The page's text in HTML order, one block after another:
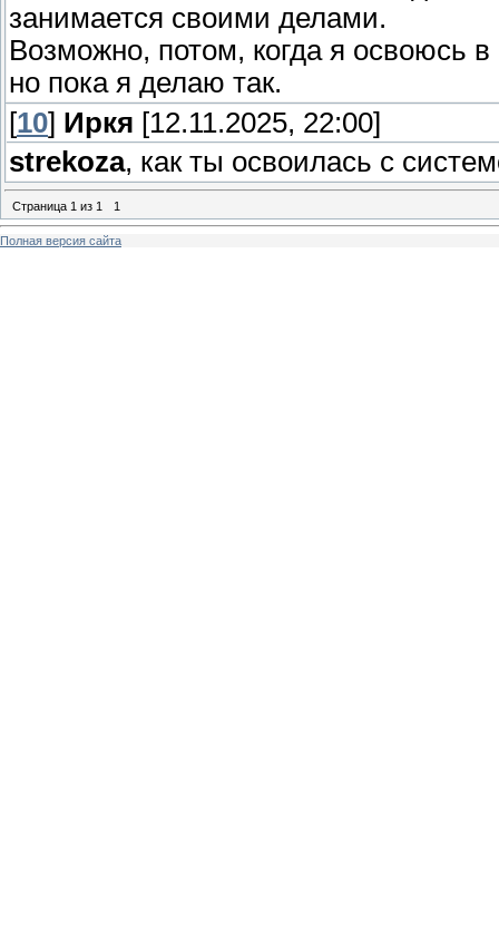
занимается своими делами.
Возможно, потом, когда я освоюсь
но пока я делаю так.
[10] Иркя [12.11.2025, 22:00]
strekoza, как ты освоилась с
Страница 1 из 1 1
Полная версия сайта